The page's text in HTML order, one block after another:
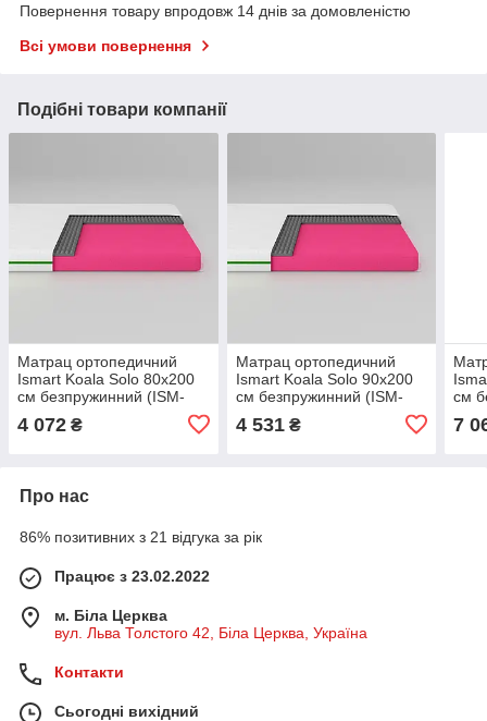
Повернення товару впродовж 14 днів за домовленістю
Всі умови повернення
Подібні товари компанії
Матрац ортопедичний
Ismart Koala Solo 80х200
см безпружинний (ISM-
4 072 ₴
Матрац ортопедичний
Ismart Koala Solo 90х200
см безпружинний (ISM-
4 531₴
см
7
Про нас
86% позитивних з 21 відгука за рік
Працює з 23.02.2022
м. Біла Церква
вул. Льва Толстого 42, Біла Церква, Україна
Контакти
Сьогодні вихідний